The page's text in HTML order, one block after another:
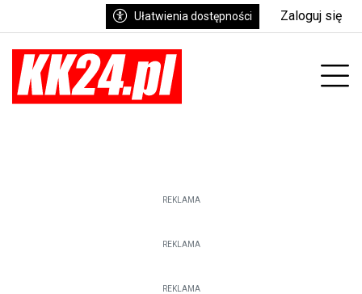
Ułatwienia dostępności Zaloguj się
REKLAMA
REKLAMA
REKLAMA